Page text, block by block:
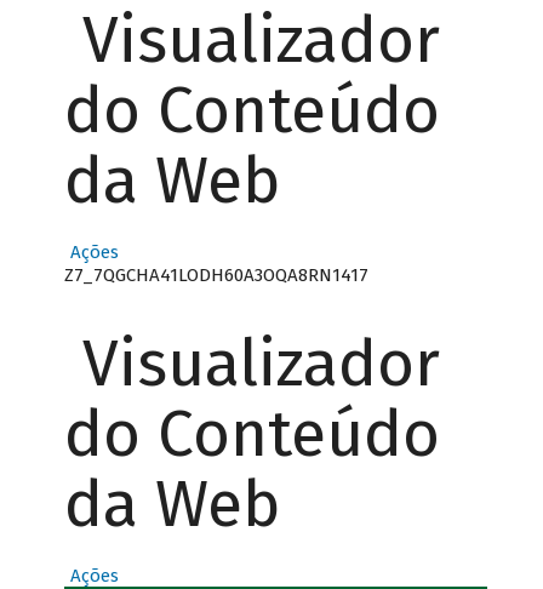
Visualizador
do Conteúdo
da Web
Ações
Z7_7QGCHA41LODH60A3OQA8RN1417
Visualizador
do Conteúdo
da Web
Ações